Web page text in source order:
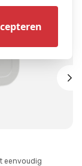
eenvoudig